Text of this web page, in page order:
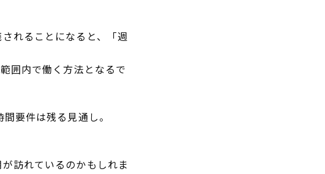
れることになると、「週
囲内で働く方法となるで
要件は残る見通し。
訪れているのかもしれま